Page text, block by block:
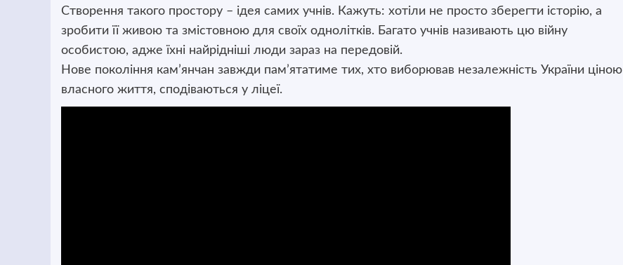
Створення такого простору – ідея самих учнів. Кажуть: хотіли не просто зберегти історію, а
зробити її живою та змістовною для своїх однолітків. Багато учнів називають цю війну
особистою, адже їхні найрідніші люди зараз на передовій.
Нове покоління кам’янчан завжди пам’ятатиме тих, хто виборював незалежність України ціною
власного життя, сподіваються у ліцеї.